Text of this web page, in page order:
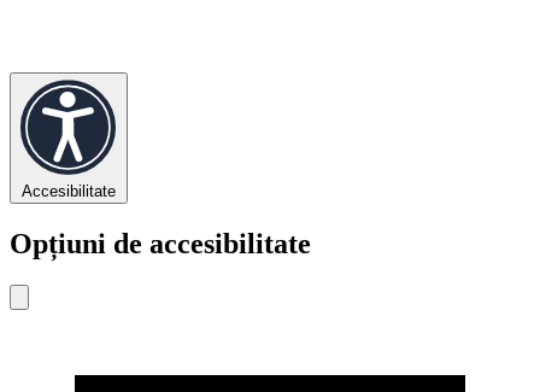
Accesibilitate
Opțiuni de accesibilitate